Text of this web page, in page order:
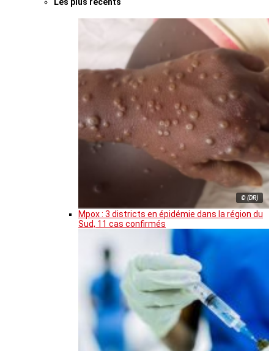
Les plus récents
© (DR)
Mpox : 3 districts en épidémie dans la région du
Sud, 11 cas confirmés